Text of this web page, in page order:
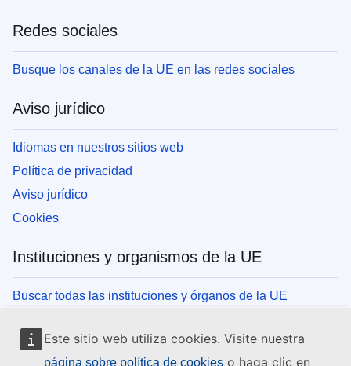
Este sitio web utiliza cookies. Visite nuestra
página sobre política de cookies o haga clic en
Redes sociales
Busque los canales de la UE en las redes sociales
Aviso jurídico
Idiomas en nuestros sitios web
Política de privacidad
Aviso jurídico
Cookies
Instituciones y organismos de la UE
Buscar todas las instituciones y órganos de la UE